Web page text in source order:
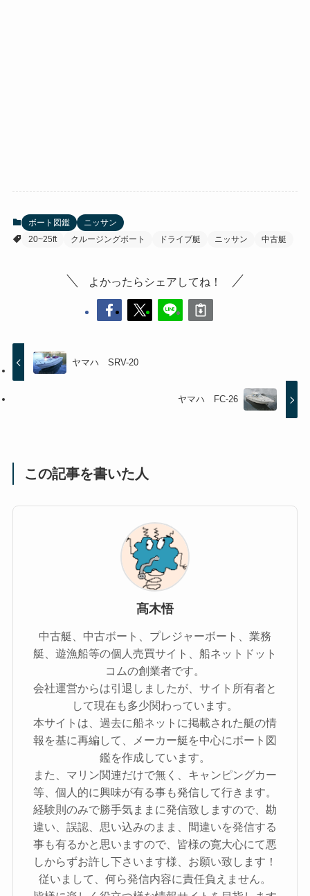
ボート図鑑
ニッサン
20~25ft
クルージングボート ドライブ艇 ニッサン 中古艇
よかったらシェアしてね！
ヤマハ SRV-20
ヤマハ FC-26
この記事を書いた人
髙木悟
中古艇、中古ボート、プレジャーボート、業務
艇、遊漁船等の個人売買サイト、船ネットドット
コムの創業者です。
会社運営からは引退しましたが、サイト所有者と
して現在も多少関わっています。
本サイトは、過去に船ネットに掲載された艇の情
報を基に再編して、メーカー艇を中心にボート図
鑑を作成しています。
また、マリン関連だけで無く、キャンピングカー
等、個人的に興味が有る事も発信して行きます。
経験則のみで勝手気ままに発信致しますので、勘
違い、誤認、思い込みのまま、間違いを発信する
事も有るかと思いますので、皆様の寛大心にて悪
しからずお許し下さいます様、お願い致します！
従いまして、何ら発信内容に責任負えません。